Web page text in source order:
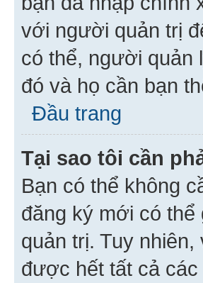
với người quản trị
có thể, người quản
đó và họ cần bạn
Đầu trang
Tại sao tôi cần
Bạn có thể không
đăng ký mới có
quản trị. Tuy
được hết tất cả